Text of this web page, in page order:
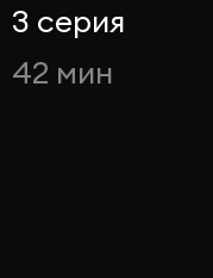
3 серия
42 мин